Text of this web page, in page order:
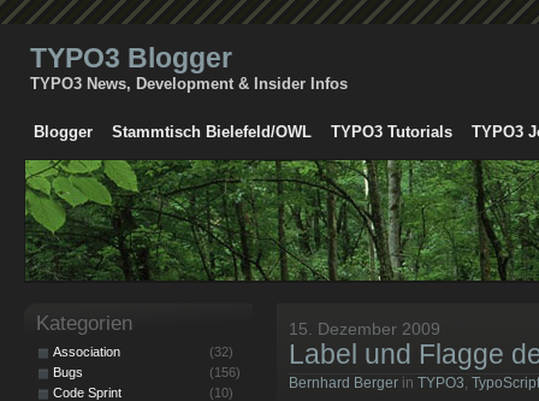
TYPO3 Blogger
TYPO3 News, Development & Insider Infos
Blogger Stammtisch Bielefeld/OWL TYPO3 Tutorials TYPO3
15. Dezember 2009
Label und Flagge
Bernhard Berger in TYPO3, TypoScript
Kategorien
Association
(32)
Bugs
(156)
Code Sprint
(10)